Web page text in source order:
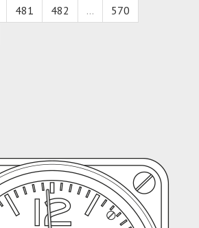
481 482 ...
570